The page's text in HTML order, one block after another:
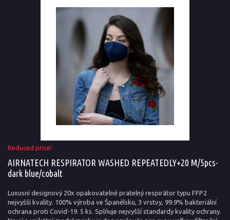
Reduced price!
AIRNATECH RESPIRATOR WASHED REPEATEDLY+20 M/5pcs-
dark blue/cobalt
Luxusní designový 20x opakovatelně pratelný respirátor typu FFP2
nejvyšší kvality. 100% výroba ve Španělsku, 3 vrstvy, 99.9% bakteriální
ochrana proti Covid-19. 5 ks. Splňuje nejvyšší standardy kvality ochrany.